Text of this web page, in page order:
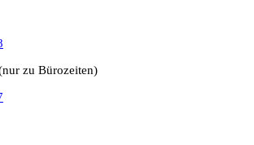
zu Bürozeiten)